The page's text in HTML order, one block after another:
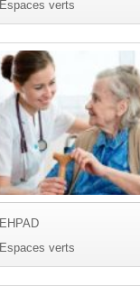
Espaces verts
EHPAD
Espaces verts